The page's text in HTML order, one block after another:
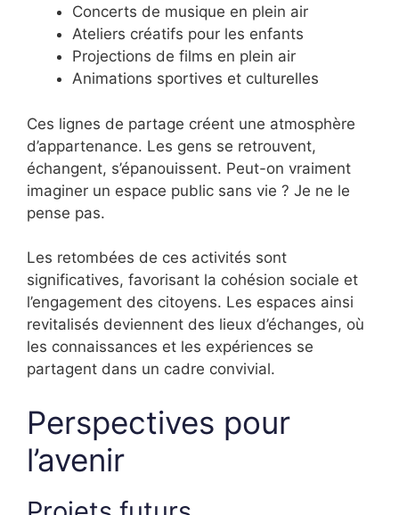
Concerts de musique en plein air
Ateliers créatifs pour les enfants
Projections de films en plein air
Animations sportives et culturelles
Ces lignes de partage créent une atmosphère
d’appartenance. Les gens se retrouvent,
échangent, s’épanouissent. Peut-on vraiment
imaginer un espace public sans vie ? Je ne le
pense pas.
Les retombées de ces activités sont
significatives, favorisant la cohésion sociale et
l’engagement des citoyens. Les espaces ainsi
revitalisés deviennent des lieux d’échanges, où
les connaissances et les expériences se
partagent dans un cadre convivial.
Perspectives pour
l’avenir